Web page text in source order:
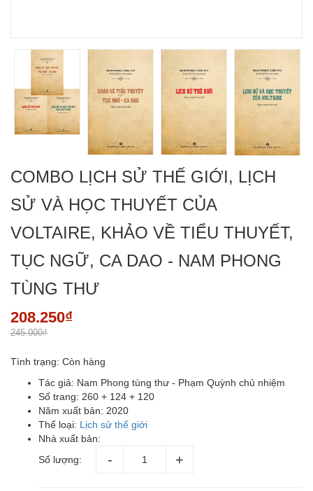
COMBO LỊCH SỬ THẾ GIỚI, LỊCH
SỬ VÀ HỌC THUYẾT CỦA
VOLTAIRE, KHẢO VỀ TIỂU THUYẾT,
TỤC NGỮ, CA DAO - NAM PHONG
TÙNG THƯ
208.250₫
245.000₫
Tình trạng: Còn hàng
Tác giả: Nam Phong tùng thư - Phạm Quỳnh chủ nhiệm
Số trang: 260 + 124 + 120
Năm xuất bản: 2020
Thể loại: Lịch sử thế giới
Nhà xuất bản:
Số lượng: